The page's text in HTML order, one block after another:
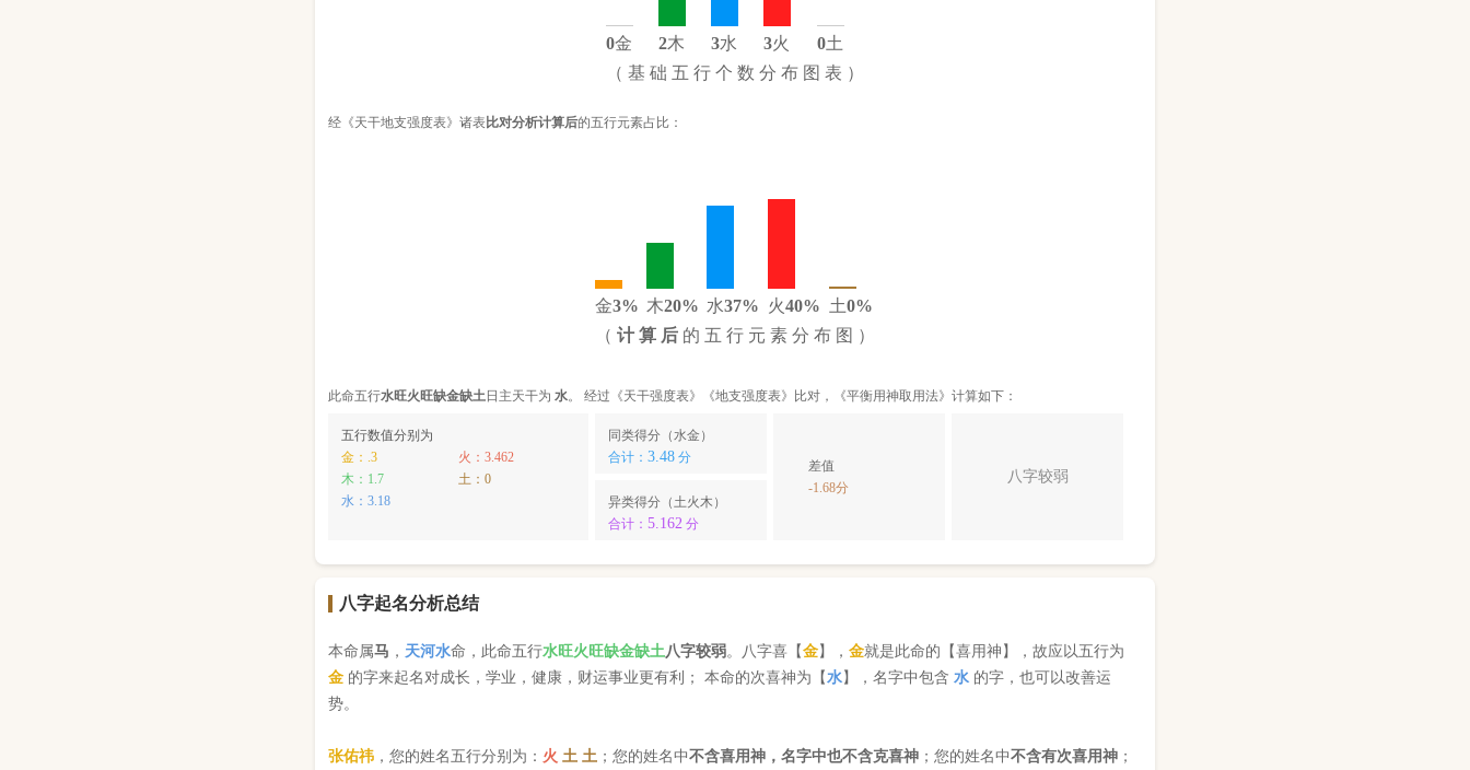
0金 2木 3水 3火 0土
（ 基 础 五 行 个 数 分 布 图 表 ）
经《天干地支强度表》诸表比对分析计算后的五行元素占比：
金3% 木20% 水37% 火40% 土0%
（ 计 算 后 的 五 行 元 素 分 布 图 ）
此命五行水旺火旺缺金缺土日主天干为水。 经过《天干强度表》《地支强度表》比对，《平衡用神取用法》计算如下：
五行数值分别为
金：.3
火：3.462
木：1.7
土：0
水：3.18
同类得分（水金）
合计：3.48 分
异类得分（土火木）
合计：5.162 分
八字较弱
差值
-1.68分
八字起名分析总结
本命属马 ， 天河水命，此命五行水旺火旺缺金缺土八字较弱。八字喜【金】，金就是此命的【喜用神】，故应以五行为
金 的字来起名对成长，学业，健康，财运事业更有利； 本命的次喜神为【水】，名字中包含水 的字，也可以改善运
势。
张佑祎 ，您的姓名五行分别为： 火 土 土 ；您的姓名中不含喜用神，名字中也不含克喜神 ；您的姓名中不含有次喜用神 ；